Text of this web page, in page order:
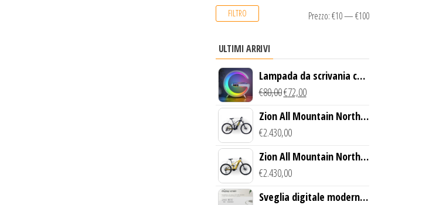
FILTRO Prezzo:€10—€100
ULTIMI ARRIVI
Lampada da scrivania con
luce LED e ricarica
€80,00€72,00
Zion All Mountain North
Creek Bike (Nero)
€2.430,00
Zion All Mountain North
Creek Bike (Giallo)
€2.430,00
Sveglia digitale moderna